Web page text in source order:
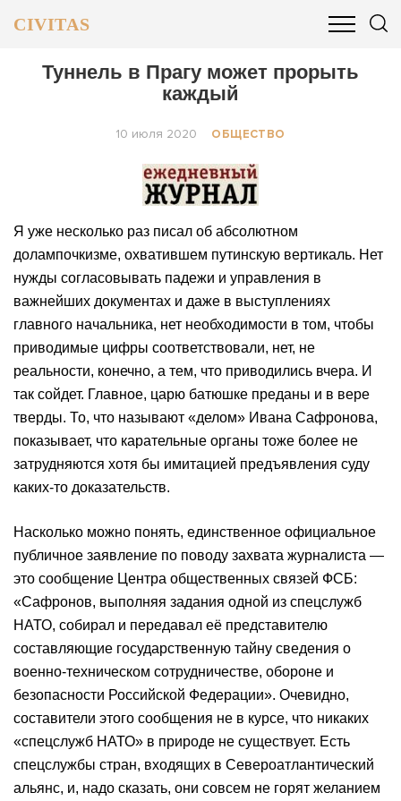
CIVITAS
ОБЩЕСТВО БИЗНЕС И ФИНАНСЫ
Туннель в Прагу может прорыть
каждый
10 июля 2020 ОБЩЕСТВО
Я уже несколько раз писал об абсолютном
долампочкизме, охватившем путинскую вертикаль. Нет
нужды согласовывать падежи и управления в
важнейших документах и даже в выступлениях
главного начальника, нет необходимости в том, чтобы
приводимые цифры соответствовали, нет, не
реальности, конечно, а тем, что приводились вчера. И
так сойдет. Главное, царю батюшке преданы и в вере
тверды. То, что называют «делом» Ивана Сафронова,
показывает, что карательные органы тоже более не
затрудняются хотя бы имитацией предъявления суду
каких-то доказательств.
Насколько можно понять, единственное официальное
публичное заявление по поводу захвата журналиста —
это сообщение Центра общественных связей ФСБ:
«Сафронов, выполняя задания одной из спецслужб
НАТО, собирал и передавал её представителю
составляющие государственную тайну сведения о
военно-техническом сотрудничестве, обороне и
безопасности Российской Федерации». Очевидно,
составители этого сообщения не в курсе, что никаких
«спецслужб НАТО» в природе не существует. Есть
спецслужбы стран, входящих в Североатлантический
альянс, и, надо сказать, они совсем не горят желанием